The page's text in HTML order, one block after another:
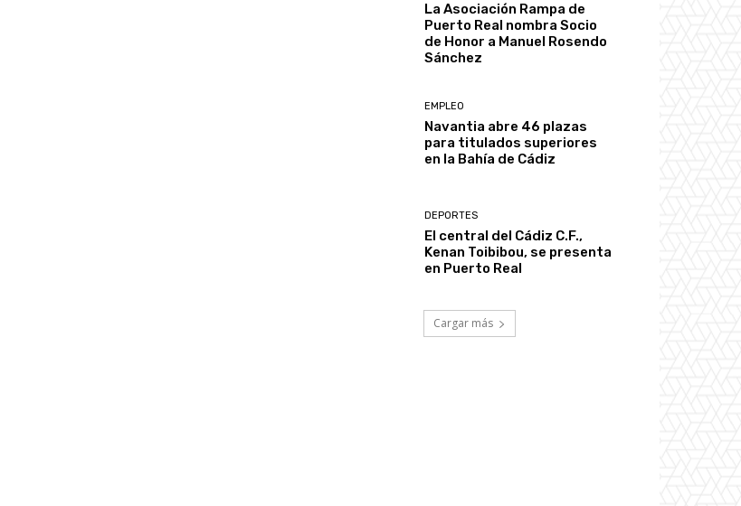
La Asociación Rampa de
Puerto Real nombra Socio
de Honor a Manuel Rosendo
Sánchez
EMPLEO
Navantia abre 46 plazas
para titulados superiores
en la Bahía de Cádiz
DEPORTES
El central del Cádiz C.F.,
Kenan Toibibou, se presenta
en Puerto Real
Cargar más